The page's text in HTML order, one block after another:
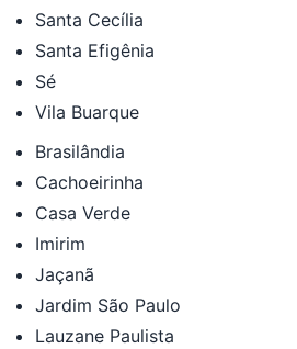
Santa Cecília
Santa Efigênia
Sé
Vila Buarque
Brasilândia
Cachoeirinha
Casa Verde
Imirim
Jaçanã
Jardim São Paulo
Lauzane Paulista